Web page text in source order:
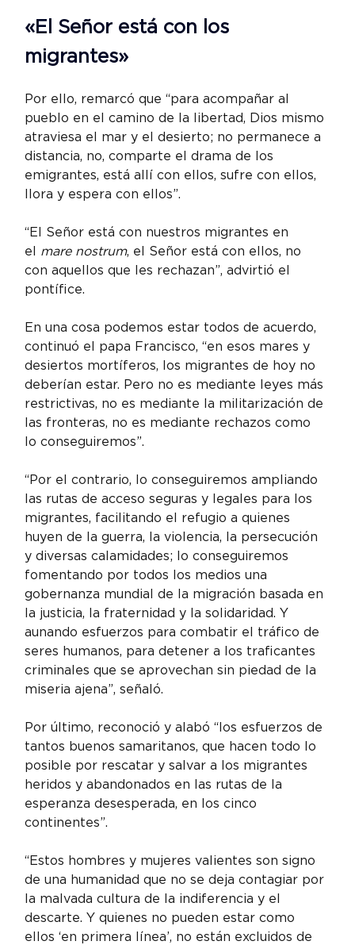
«El Señor está con los
migrantes»
Por ello, remarcó que “para acompañar al
pueblo en el camino de la libertad, Dios mismo
atraviesa el mar y el desierto; no permanece a
distancia, no, comparte el drama de los
emigrantes, está allí con ellos, sufre con ellos,
llora y espera con ellos”.
“El Señor está con nuestros migrantes en
el mare nostrum, el Señor está con ellos, no
con aquellos que les rechazan”, advirtió el
pontífice.
En una cosa podemos estar todos de acuerdo,
continuó el papa Francisco, “en esos mares y
desiertos mortíferos, los migrantes de hoy no
deberían estar. Pero no es mediante leyes más
restrictivas, no es mediante la militarización de
las fronteras, no es mediante rechazos como
lo conseguiremos”.
“Por el contrario, lo conseguiremos ampliando
las rutas de acceso seguras y legales para los
migrantes, facilitando el refugio a quienes
huyen de la guerra, la violencia, la persecución
y diversas calamidades; lo conseguiremos
fomentando por todos los medios una
gobernanza mundial de la migración basada en
la justicia, la fraternidad y la solidaridad. Y
aunando esfuerzos para combatir el tráfico de
seres humanos, para detener a los traficantes
criminales que se aprovechan sin piedad de la
miseria ajena”, señaló.
Por último, reconoció y alabó “los esfuerzos de
tantos buenos samaritanos, que hacen todo lo
posible por rescatar y salvar a los migrantes
heridos y abandonados en las rutas de la
esperanza desesperada, en los cinco
continentes”.
“Estos hombres y mujeres valientes son signo
de una humanidad que no se deja contagiar por
la malvada cultura de la indiferencia y el
descarte. Y quienes no pueden estar como
ellos ‘en primera línea’, no están excluidos de